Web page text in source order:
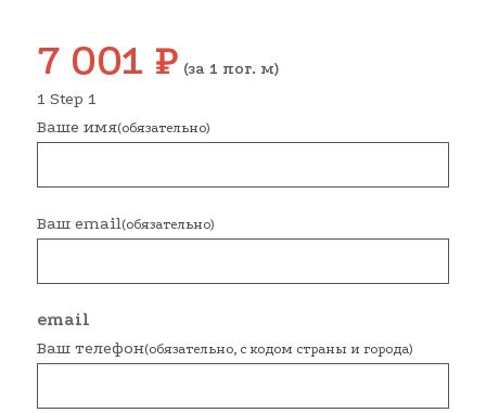
7 001 ₽ (за 1 пог. м)
1 Step 1
Ваше имя(обязательно)
Ваш email(обязательно)
email
Ваш телефон(обязательно, с кодом страны и города)